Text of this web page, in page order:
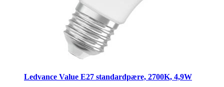
Ledvance Value E27 standardpære, 2700K, 4,9W